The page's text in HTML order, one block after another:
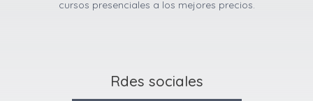
cursos presenciales a los mejores precios.
Rdes sociales